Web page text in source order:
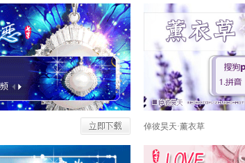
倬彼昊天·薰衣草